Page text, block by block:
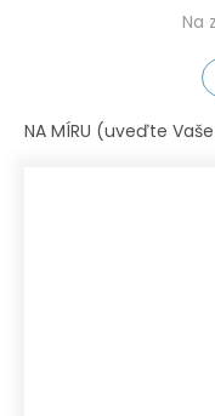
Na
NA MÍRU (uveďte